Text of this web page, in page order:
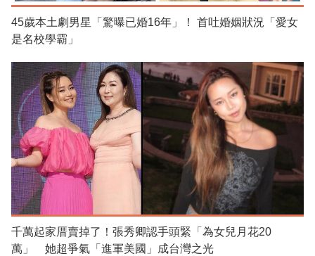
45歲本土劇男星「驚曝已婚16年」！ 首吐婚姻狀況「愛女
是名校學霸」
千萬起家厝賣掉了！張秀卿認手頭緊「為女兒月花20
萬」 她超爭氣「進軍美國」成台灣之光